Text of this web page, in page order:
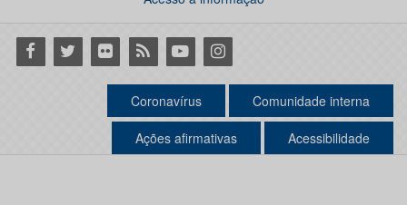
Facebook
Twitter Flickr RSS YoutubeInstagram
Coronavírus Comunidade interna
Ações afirmativas Acessibilidade